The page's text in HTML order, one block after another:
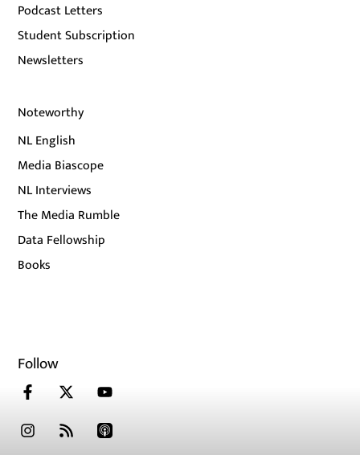
Podcast Letters
Student Subscription
Newsletters
Noteworthy
NL English
Media Biascope
NL Interviews
The Media Rumble
Data Fellowship
Books
Follow